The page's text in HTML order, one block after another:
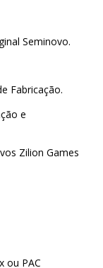
Seminovo.
Fabricação.
e
Zilion Games
ou PAC